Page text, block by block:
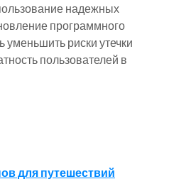
надежных
программного
уменьшить риски утечки
пользователей в
для путешествий